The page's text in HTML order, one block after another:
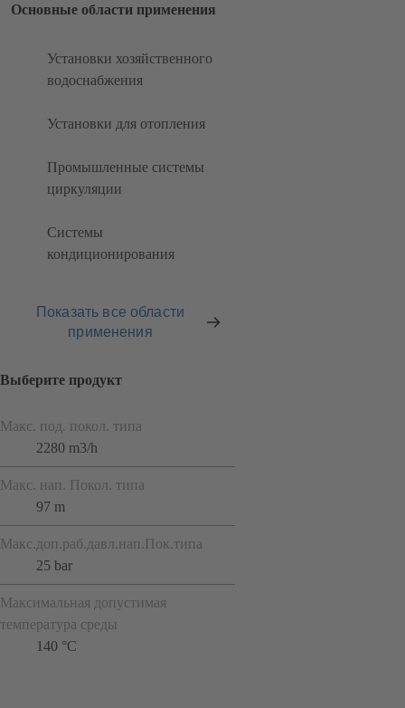
Основные области применения
Установки хозяйственного
водоснабжения
Установки для отопления
Промышленные системы
циркуляции
Системы
кондиционирования
Показать все области
применения
Выберите продукт
Макс. под. покол. типа
2280 m3/h
Макс. нап. Покол. типа
97 m
Макс.доп.раб.давл.нап.Пок.типа
25 bar
Максимальная допустимая
температура среды
140 °C